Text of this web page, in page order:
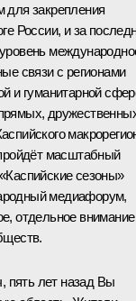
для закрепления
России, и за
связи с регионами
и гуманитарной
масштабный
сезоны»
медиафорум,
отдельное внимание
лет назад Вы